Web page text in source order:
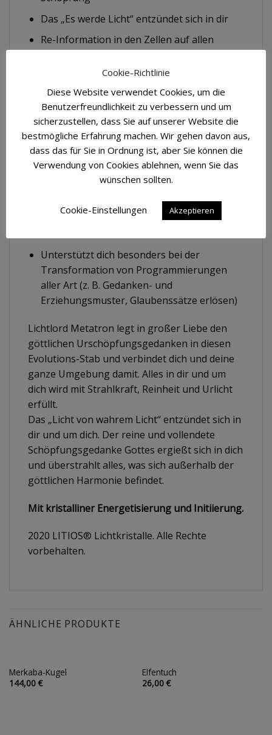
Das „Es werde Licht“ entzündet sich in dir
Re-Information in den Zellen auf allen
Erinnert die ganze Schöpfung – die
Atmosphäre, den Boden, dich selbst – an
den perfekten, harmonischen und
natürlichen Zustand und führt alles ins
Gleichgewicht, in die Harmonie und in die
Ordnung
Harmonisiert Energien, die aus der
gefallen sind, z. B. Orte, die mit
unnatürlichen technischen Strahlungen
Unterstützt dich besonders bei der
Transformation von Programmierungen
aller Art (z. B. Gedanken- und
Erziehungsmuster, Glaubenssätze erlösen)
Lichtlord Metatron legt in großer Liebe den
göttlichen Urschöpfungsgedanken in diesen
Evolutions-Stab und verbindet dich und deine
ganze Umgebung damit. Alles in dir und um
dich wird mit Strahlkraft, Reinheit und Urlicht
erfüllt.
Das „Licht von wahrem Licht“ entzündet sich in
dir und um dich. Der reine und vollendete
Schöpfungsgedanke Gottes ergießt sich in dich
und überstrahlt alles, was sich außerhalb der
göttlichen Harmonie befindet.
Mit kristalliner Energetisierung und Initiierung.
2020 LITIOS® Lichtkristalle. Alle Rechte
vorbehalten.
ÄHNLICHE PRODUKTE
Merkaba-Kugel
144,00 €
Elfentuch
26,00 €
Cookie-Richtlinie
Diese Website verwendet Cookies, um die
Benutzerfreundlichkeit zu verbessern und um
sicherzustellen, dass Sie auf unserer Website die
bestmögliche Erfahrung machen. Wir gehen davon aus,
dass das für Sie in Ordnung ist, aber Sie können die
Verwendung von Cookies ablehnen, wenn Sie das
wünschen sollten.
Cookie-Einstellungen Akzeptieren